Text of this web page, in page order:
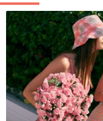
☆プラスチック - 日本弾
☆バージョンタイプ---コ
花」を、専用版のデザイ
☆花 - 台湾、日本、輸入
☆限定---デジタル小物、